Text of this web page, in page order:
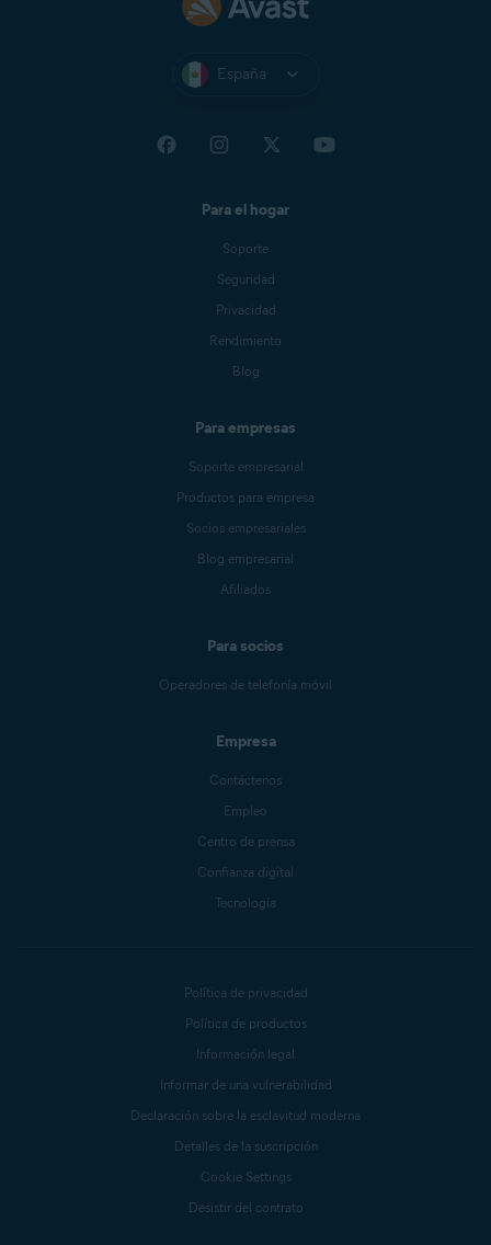
España
Para el hogar
Soporte
Seguridad
Privacidad
Rendimiento
Blog
Para empresas
Soporte empresarial
Productos para empresa
Socios empresariales
Blog empresarial
Afiliados
Para socios
Operadores de telefonía móvil
Empresa
Contáctenos
Empleo
Centro de prensa
Confianza digital
Tecnología
Política de privacidad
Política de productos
Información legal
Informar de una vulnerabilidad
Declaración sobre la esclavitud moderna
Detalles de la suscripción
Cookie Settings
Desistir del contrato